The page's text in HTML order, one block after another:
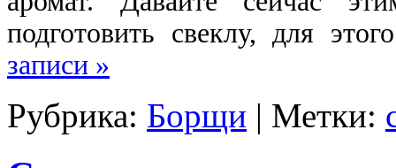
подготовить свеклу, для
записи »
Рубрика: Борщи | Метки: